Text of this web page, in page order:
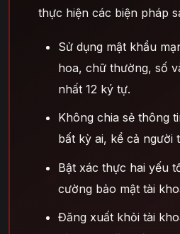
thực hiện các biện pháp
Sử dụng mật khẩu
hoa, chữ thường, số
nhất 12 ký tự.
Không chia sẻ thông
bất kỳ ai, kể cả người
Bật xác thực hai yếu
cường bảo mật tài
Đăng xuất khỏi tài